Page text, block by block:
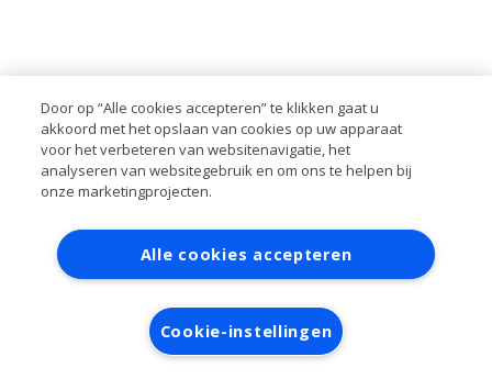
Contact Account aanvragen
Inloggen
RAI bestanden
Privacy
Algemene
voorwaarden
Verwerkersovereenkomst
Door op “Alle cookies accepteren” te klikken gaat u
akkoord met het opslaan van cookies op uw apparaat
voor het verbeteren van websitenavigatie, het
analyseren van websitegebruik en om ons te helpen bij
onze marketingprojecten.
Alle cookies accepteren
Cookie-instellingen